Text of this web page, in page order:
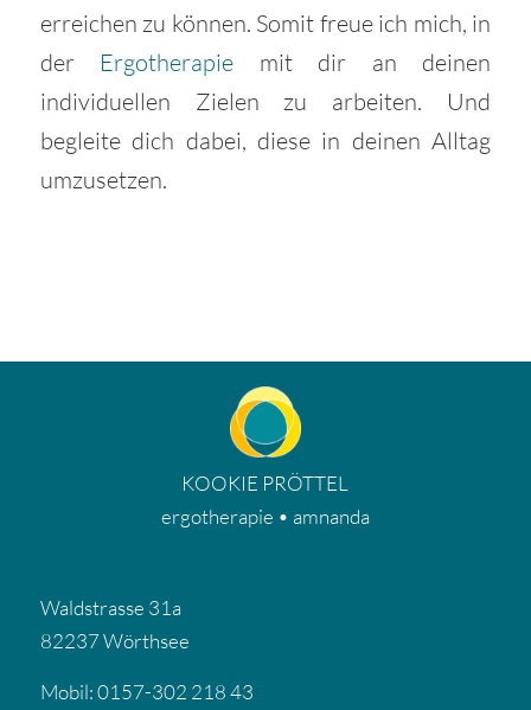
erreichen zu können. Somit freue ich mich, in
der Ergotherapie mit dir an deinen
individuellen Zielen zu arbeiten. Und
begleite dich dabei, diese in deinen Alltag
umzusetzen.
KOOKIE PRÖTTEL
ergotherapie • amnanda
Waldstrasse 31a
82237 Wörthsee
Mobil: 0157-302 218 43